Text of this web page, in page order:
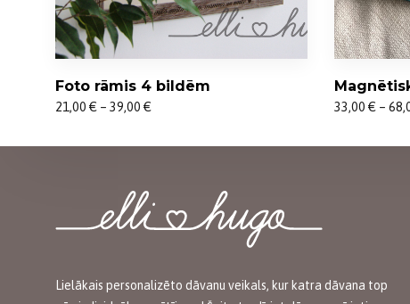
Foto rāmis 4 bildēm
21,00 € – 39,00 €
Price
33,00 € –
Price
Lielākais personalizēto dāvanu veikals, kur katra dāvana top